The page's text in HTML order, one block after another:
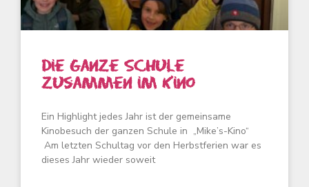
Die ganze Schule
zusammen im Kino
Ein Highlight jedes Jahr ist der gemeinsame
Kinobesuch der ganzen Schule in „Mike’s-Kino“
Am letzten Schultag vor den Herbstferien war es
dieses Jahr wieder soweit